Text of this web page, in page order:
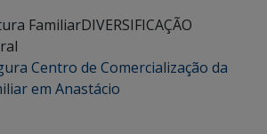
FamiliarDIVERSIFICAÇÃO
Centro de Comercialização da
em Anastácio